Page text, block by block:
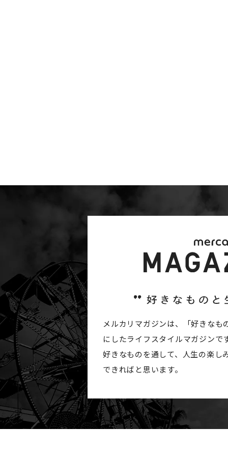
メルカリマガジンは、「好きなも
にしたライフスタイルマガジンで
好きなものを通して、人生の楽し
できればと思います。